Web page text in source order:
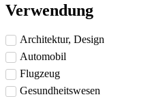
Verwendung
Architektur, Design
Automobil
Flugzeug
Gesundheitswesen